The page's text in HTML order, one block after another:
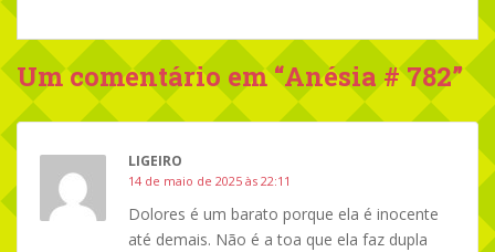
Um comentário em “Anésia # 782”
LIGEIRO
14 de maio de 2025 às 22:11
Dolores é um barato porque ela é inocente
até demais. Não é a toa que ela faz dupla